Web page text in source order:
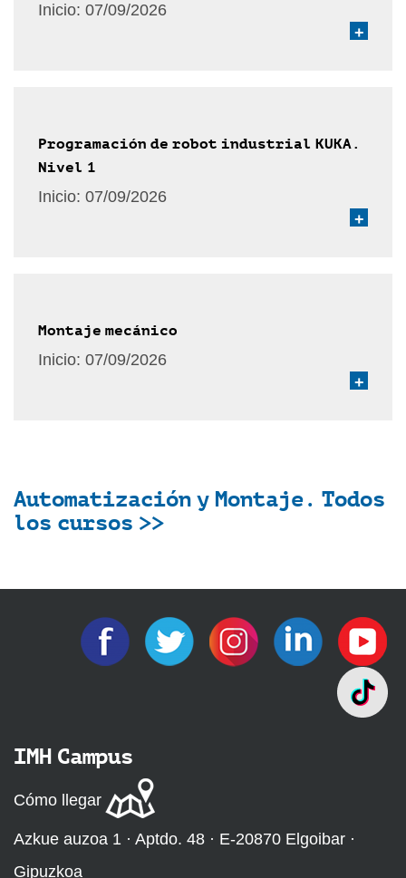
Inicio: 07/09/2026
+
Programación de robot industrial KUKA.
Nivel 1
Inicio: 07/09/2026
+
Montaje mecánico
Inicio: 07/09/2026
+
Automatización y Montaje. Todos
los cursos >>
IMH Campus
Cómo llegar
Azkue auzoa 1 · Aptdo. 48 · E-20870 Elgoibar ·
Gipuzkoa